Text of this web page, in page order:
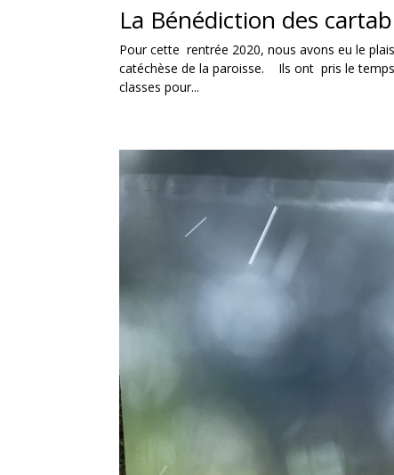
La Bénédiction des
Pour cette rentrée 2020, nous avons eu le
catéchèse de la paroisse. Ils ont pris le
classes pour...